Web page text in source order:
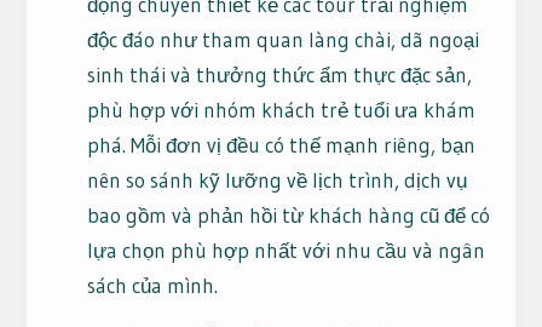
độc đáo như tham quan làng chài, dã ngoại
sinh thái và thưởng thức ẩm thực đặc sản,
phù hợp với nhóm khách trẻ tuổi ưa khám
phá. Mỗi đơn vị đều có thế mạnh riêng, bạn
nên so sánh kỹ lưỡng về lịch trình, dịch vụ
bao gồm và phản hồi từ khách hàng cũ để có
lựa chọn phù hợp nhất với nhu cầu và ngân
sách của mình.